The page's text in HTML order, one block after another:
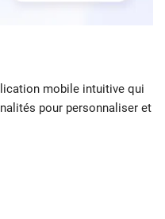
mobile intuitive qui
pour personnaliser et